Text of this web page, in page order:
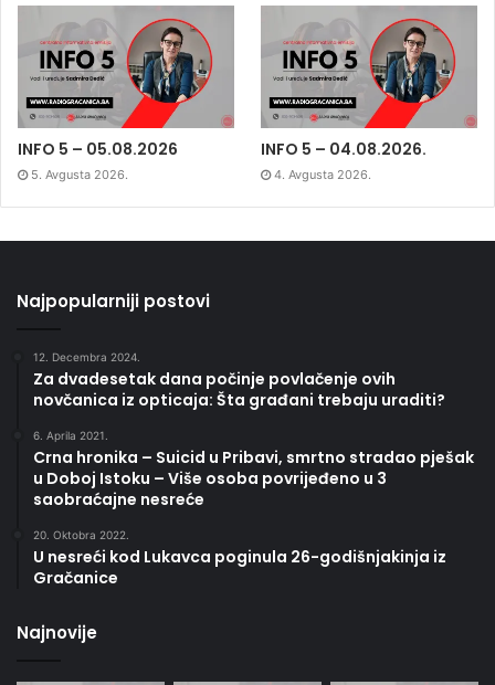
INFO 5 – 05.08.2026
5. Avgusta 2026.
INFO 5 – 04.08.2026.
4. Avgusta 2026.
Najpopularniji postovi
12. Decembra 2024.
Za dvadesetak dana počinje povlačenje ovih
novčanica iz opticaja: Šta građani trebaju uraditi?
6. Aprila 2021.
Crna hronika – Suicid u Pribavi, smrtno stradao pješak
u Doboj Istoku – Više osoba povrijeđeno u 3
saobraćajne nesreće
20. Oktobra 2022.
U nesreći kod Lukavca poginula 26-godišnjakinja iz
Gračanice
Najnovije